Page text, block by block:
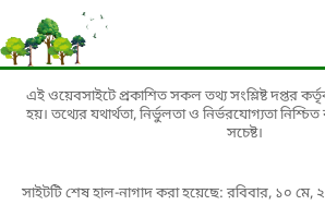
এই ওয়েবসাইটে প্রকাশিত সকল তথ্য সংশ্লিষ্ট দপ্তর
হয়। তথ্যের যথার্থতা, নির্ভুলতা ও নির্ভরযোগ্যতা নিশ্চিত
সচেষ্ট।
সাইটটি শেষ হাল-নাগাদ করা হয়েছে: রবিবার, ১০